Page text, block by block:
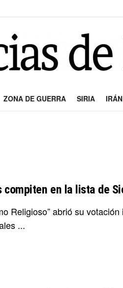
ZONA DE GUERRA SIRIA IRÁN
compiten en la lista de
Religioso” abrió su
...